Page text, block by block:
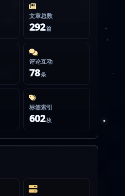
文章总数
292篇
评论互动
78条
标签索引
602枚